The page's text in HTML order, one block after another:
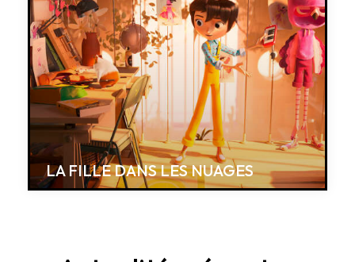
LA FILLE DANS LES NUAGES